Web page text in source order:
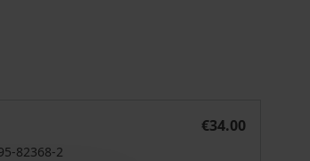
€34.00
82368-2